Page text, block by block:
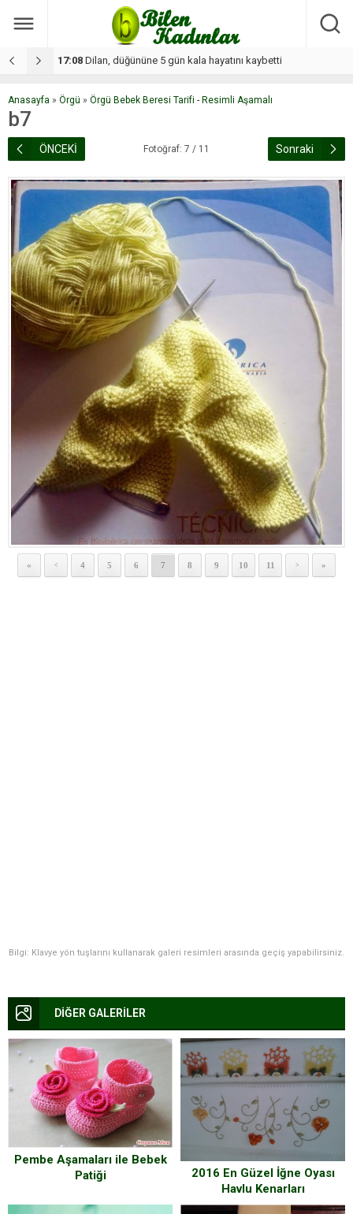
17:08 Dilan, düğününe 5 gün kala hayatını kaybetti
Anasayfa » Örgü » Örgü Bebek Beresi Tarifi - Resimli Aşamalı
b7
ÖNCEKİ Fotoğraf: 7 / 11 Sonraki
« < 4 5 6 7 8 9 10 11 > »
Bilgi: Klavye yön tuşlarını kullanarak galeri resimleri arasında geçiş yapabilirsiniz.
DİĞER GALERİLER
Pembe Aşamaları ile Bebek
Patiği
2016 En Güzel İğne Oyası
Havlu Kenarları